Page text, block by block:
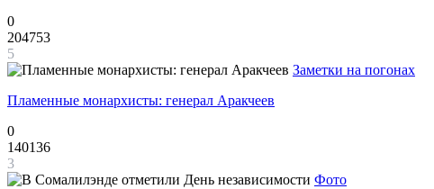
0
204753
5
Заметки на погонах
Пламенные монархисты: генерал Аракчеев
0
140136
3
Фото